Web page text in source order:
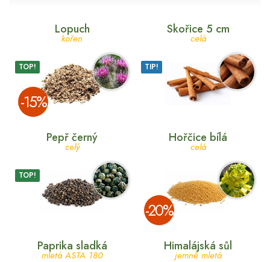
Lopuch
kořen
TOP!
­-15%
Skořice 5 cm
celá
TIP!
Pepř černý
celý
TOP!
Hořčice bílá
celá
­-20%
Paprika sladká
mletá ASTA 180
Himalájská sůl
jemně mletá